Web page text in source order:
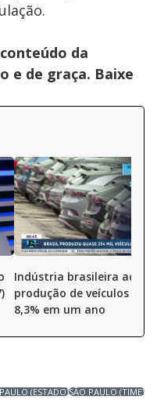
da
e de graça. Baixe
Indústria brasileira
produção de veículos
8,3% em um ano
(ESTADO)SÃO PAULO (TIME)